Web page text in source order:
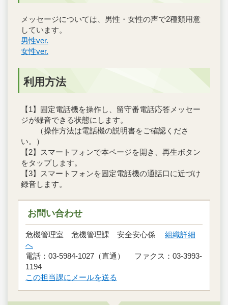
メッセージについては、男性・女性の声で2種類用意
しています。
男性ver.
女性ver.
利用方法
【1】固定電話機を操作し、留守番電話応答メッセー
ジが録音できる状態にします。
（操作方法は電話機の説明書をご確認くださ
い。）
【2】スマートフォンで本ページを開き、再生ボタン
をタップします。
【3】スマートフォンを固定電話機の通話口に近づけ
録音します。
お問い合わせ
危機管理室 危機管理課 安全安心係 組織詳細
へ
電話：03-5984-1027（直通） ファクス：03-3993-
1194
この担当課にメールを送る